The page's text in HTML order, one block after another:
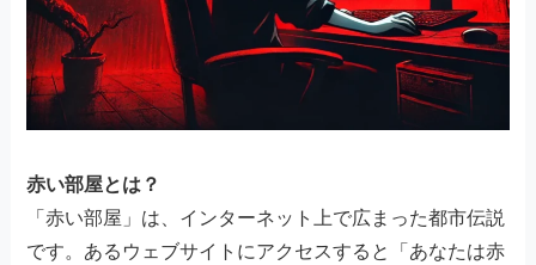
赤い部屋とは？
「赤い部屋」は、インターネット上で広まった都市伝説
です。あるウェブサイトにアクセスすると「あなたは赤